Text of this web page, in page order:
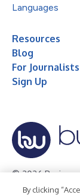
Languages
Resources
Blog
For Journalists
Sign Up
© 2026 Business
By clicking